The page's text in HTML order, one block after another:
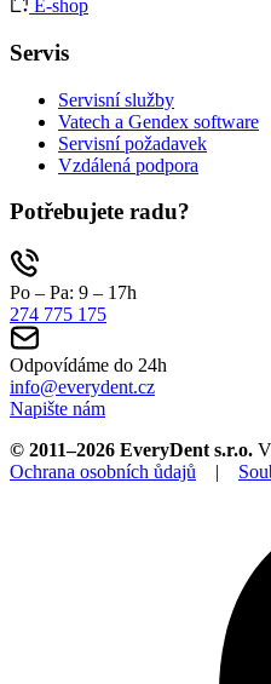
E-shop
Servis
Servisní služby
Vatech a Gendex software
Servisní požadavek
Vzdálená podpora
Potřebujete radu?
Po – Pa: 9 – 17h
274 775 175
Odpovídáme do 24h
info@everydent.cz
Napište nám
© 2011–2026 EveryDent s.r.o.
Ochrana osobních ůdajů |